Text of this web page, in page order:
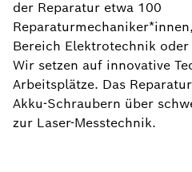
der Reparatur etwa 100
Bereich Elektrotechnik
Wir setzen auf innovative
Arbeitsplätze. Das
Akku-Schraubern über
zur Laser-Messtechnik.